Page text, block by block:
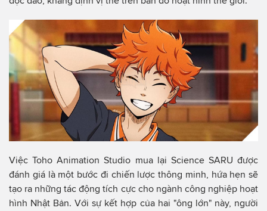
Việc Toho Animation Studio mua lại Science SARU được
đánh giá là một bước đi chiến lược thông minh, hứa hẹn sẽ
tạo ra những tác động tích cực cho ngành công nghiệp hoạt
hình Nhật Bản. Với sự kết hợp của hai "ông lớn" này, người